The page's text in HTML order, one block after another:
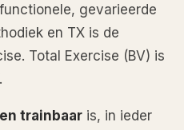
gevarieerde
en TX is de
Total Exercise (BV) is
trainbaar is, in ieder